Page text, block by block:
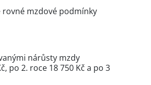
mzdové podmínky
nárůsty mzdy
po 2. roce 18 750 Kč a po 3